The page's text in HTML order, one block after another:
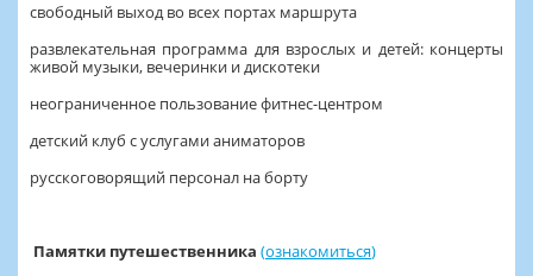
свободный выход во всех портах маршрута
развлекательная программа для взрослых и детей: концерты
живой музыки, вечеринки и дискотеки
неограниченное пользование фитнес-центром
детский клуб с услугами аниматоров
русскоговорящий персонал на борту
Памятки путешественника (ознакомиться)